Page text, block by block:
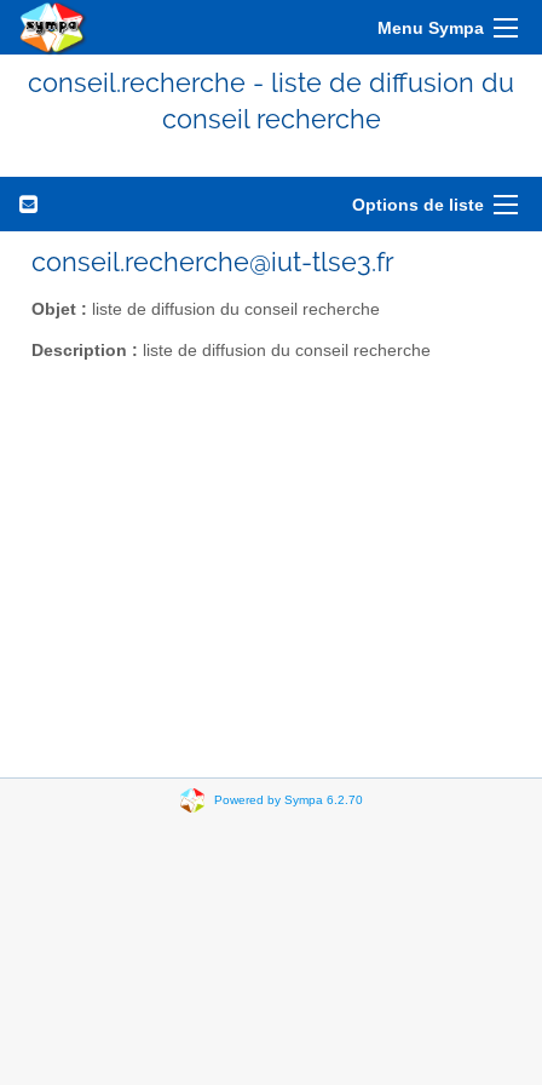
Menu Sympa
conseil.recherche - liste de diffusion du
conseil recherche
Options de liste
conseil.recherche@iut-tlse3.fr
Objet : liste de diffusion du conseil recherche
Description : liste de diffusion du conseil recherche
Powered by Sympa 6.2.70